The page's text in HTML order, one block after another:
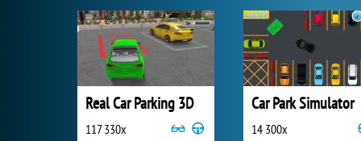
Real Car Parking 3D
117 330x
Car Park Simulator
14 300x